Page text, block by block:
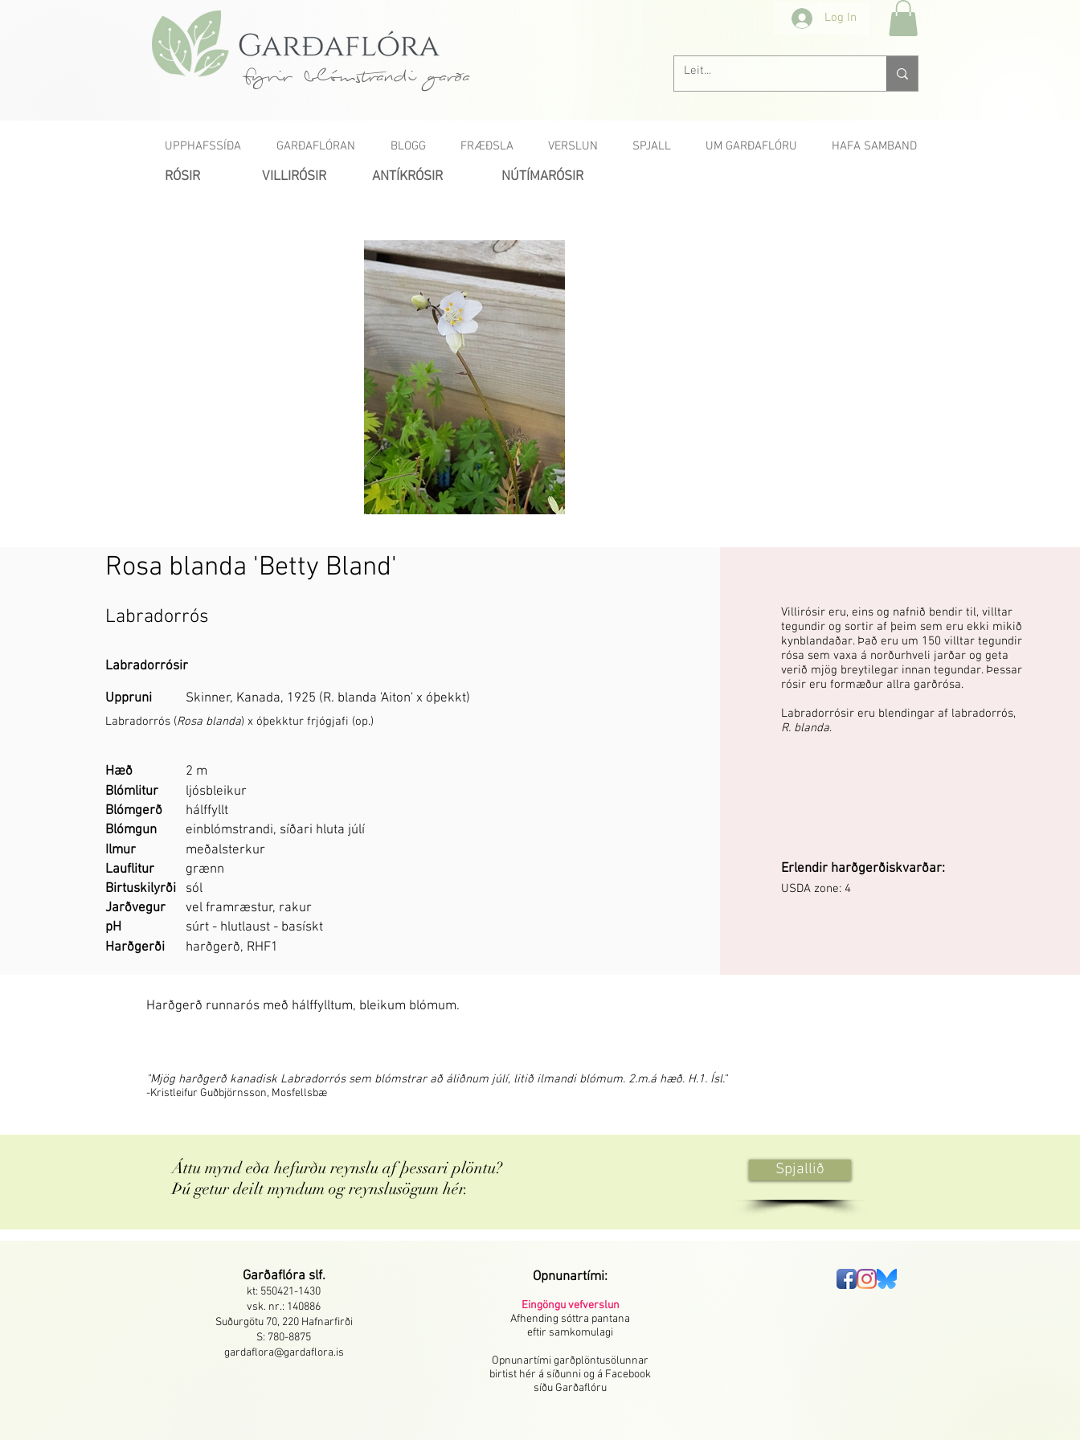
fyrir blómstrandi garða
Log In
UPPHAFSSÍÐA GARÐAFLÓRAN BLOGG FRÆÐSLA VERSLUN SPJALL UM GARÐAFLÓRU HAFA SAMBAND
RÓSIR VILLIRÓSIR ANTÍKRÓSIR NÚTÍMARÓSIR
Rosa blanda 'Betty Bland'
Labradorrós
Labradorrósir
Uppruni
Skinner, Kanada, 1925 (R. blanda 'Aiton' x óþekkt)
Labradorrós (Rosa blanda) x óþekktur frjógjafi (op.)
Hæð
2 m
Blómlitur
ljósbleikur
Blómgerð
hálffyllt
Blómgun
einblómstrandi, síðari hluta júlí
Ilmur
meðalsterkur
Lauflitur
grænn
Birtuskilyrði
sól
Jarðvegur
vel framræstur, rakur
pH
súrt - hlutlaust - basískt
Harðgerði
harðgerð, RHF1
Villirósir eru, eins og nafnið bendir til, villtar
tegundir og sortir af þeim sem eru ekki mikið
kynblandaðar. Það eru um 150 villtar tegundir
rósa sem vaxa á norðurhveli jarðar og geta
verið mjög breytilegar innan tegundar. Þessar
rósir eru formæður allra garðrósa.
Labradorrósir eru blendingar af labradorrós,
R. blanda.
Erlendir harðgerðiskvarðar:
USDA zone: 4
Harðgerð runnarós með hálffylltum, bleikum blómum.
"Mjög harðgerð kanadisk Labradorrós sem blómstrar að áliðnum júlí, litið ilmandi blómum. 2.m.á hæð. H.1. Ísl."
-Kristleifur Guðbjörnsson, Mosfellsbæ
Áttu mynd eða hefurðu reynslu af þessari plöntu?
Þú getur deilt myndum og reynslusögum hér.
Spjallið
Garðaflóra slf.
kt: 550421-1430
vsk. nr.: 140886
Suðurgötu 70, 220 Hafnarfirði
S: 780-8875
gardaflora@gardaflora.is
Opnunartími:
Eingöngu vefverslun
Afhending sóttra pantana
eftir samkomulagi
Opnunartími garðplöntusölunnar
birtist hér á síðunni og á Facebook
síðu Garðaflóru